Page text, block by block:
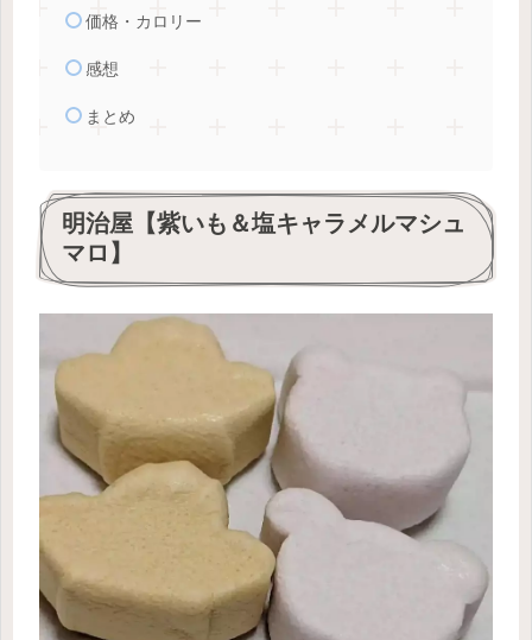
価格・カロリー
感想
まとめ
明治屋【紫いも＆塩キャラメルマシュ
マロ】